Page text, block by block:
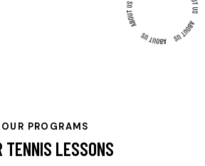
OUR PROGRAMS
TENNIS LESSONS